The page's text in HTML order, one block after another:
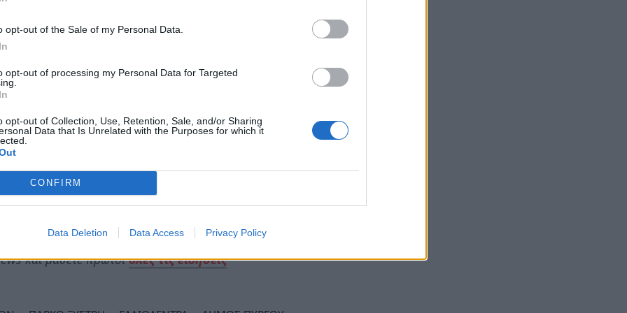
opt-out of the Sale of my Personal Data.
opt-out of processing my Personal Data for Targeted
opt-out of Collection, Use, Retention, Sale, and/or Sharing
Data that Is Unrelated with the Purposes for which it
CONFIRM
Data Deletion Data Access Privacy Policy
στις παγκόσμιες προσπάθειες
αναλαμβάνει την διάθεση των
στους συνεργαζόμενους Δήμους
μέσω του UNAI στα αντίστοιχα ΜΜΕ του
συνεργασίας με σκοπό την συγκρότηση
Cooperative Initiative – ICI) στο
Οργανισμού Οικονομικής Συνεργασίας
Sea Economic Cooperation
και μάθετε πρώτοιόλες τις ειδήσεις